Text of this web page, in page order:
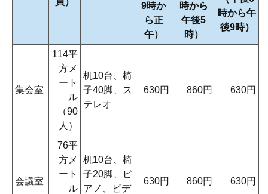
9時か
ら正
午）
時から
午後5
時）
時から午
後9時）
集会室
114平
方メ
ート
ル
（90
人）
机10台、椅
子40脚、ス
テレオ
630円 860円 630円
会議室
76平
方メ
ート
ル
机10台、椅
子20脚、ピ
アノ、ビデ
630円 860円 630円